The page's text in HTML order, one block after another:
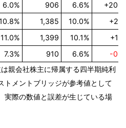
6.0% 906 6.6%
1,385 10.0%
11.0% 1,399 10.1%
7.3% 910 6.6%
-
親会社株主に帰属する四半期純利
トメントブリッジが参考値として
実際の数値と誤差が生じている場